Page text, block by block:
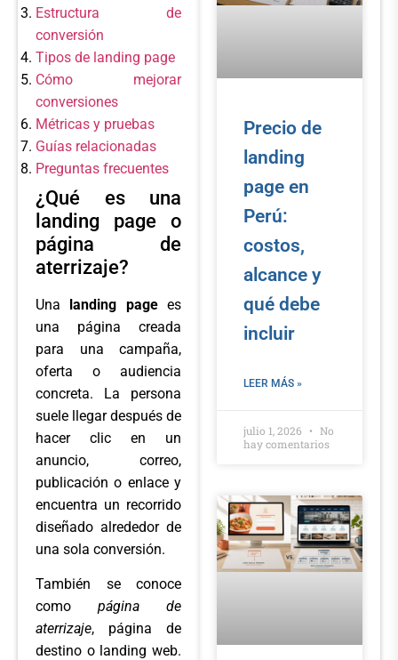
Estructura de
conversión
Tipos de landing page
Cómo mejorar
conversiones
Métricas y pruebas
Guías relacionadas
Preguntas frecuentes
¿Qué es una
landing page o
página de
aterrizaje?
Una landing pagees
una página creada
para una campaña,
oferta o audiencia
concreta. La persona
suele llegar después de
hacer clic en un
anuncio, correo,
publicación o enlace y
encuentra un recorrido
diseñado alrededor de
una sola conversión.
También se conoce
como página de
aterrizaje, página de
destino o landing web.
Precio de
landing
page en
Perú:
costos,
alcance y
qué debe
incluir
LEER MÁS »
julio 1, 2026
No
hay comentarios